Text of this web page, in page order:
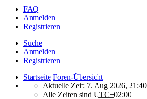
FAQ
Anmelden
Registrieren
Suche
Anmelden
Registrieren
Startseite Foren-Übersicht
Aktuelle Zeit: 7. Aug 2026, 21:40
Alle Zeiten sind UTC+02:00